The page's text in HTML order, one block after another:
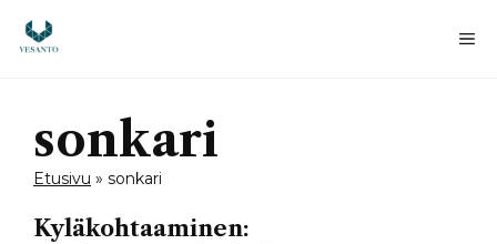
sisältöön
sonkari
Etusivu » sonkari
Kyläkohtaaminen: